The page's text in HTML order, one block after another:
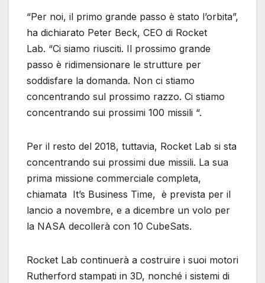
“Per noi, il primo grande passo è stato l’orbita”,
ha dichiarato Peter Beck, CEO di Rocket
Lab. “Ci siamo riusciti. Il prossimo grande
passo è ridimensionare le strutture per
soddisfare la domanda. Non ci stiamo
concentrando sul prossimo razzo. Ci stiamo
concentrando sui prossimi 100 missili “.
Per il resto del 2018, tuttavia, Rocket Lab si sta
concentrando sui prossimi due missili. La sua
prima missione commerciale completa,
chiamata It’s Business Time, è prevista per il
lancio a novembre, e a dicembre un volo per
la NASA decollerà con 10 CubeSats.
Rocket Lab continuerà a costruire i suoi motori
Rutherford stampati in 3D, nonché i sistemi di